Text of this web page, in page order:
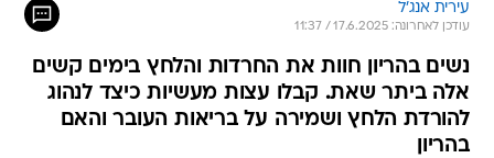
עירית אנג'ל
עודכן לאחרונה: 17.6.2025 / 11:37
נשים בהריון חוות את החרדות והלחץ בימים קשים
אלה ביתר שאת. קבלו עצות מעשיות כיצד לנהוג
להורדת הלחץ ושמירה על בריאות העובר והאם
בהריון